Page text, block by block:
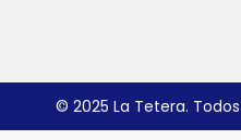
© 2025 La Tetera.